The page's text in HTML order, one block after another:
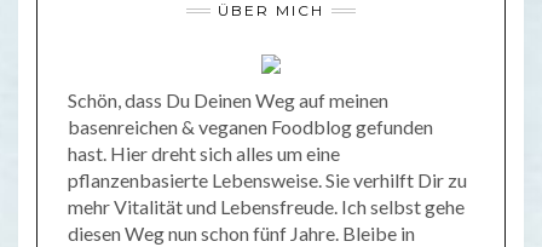
ÜBER MICH
Schön, dass Du Deinen Weg auf meinen
basenreichen & veganen Foodblog gefunden
hast. Hier dreht sich alles um eine
pflanzenbasierte Lebensweise. Sie verhilft Dir zu
mehr Vitalität und Lebensfreude. Ich selbst gehe
diesen Weg nun schon fünf Jahre. Bleibe in